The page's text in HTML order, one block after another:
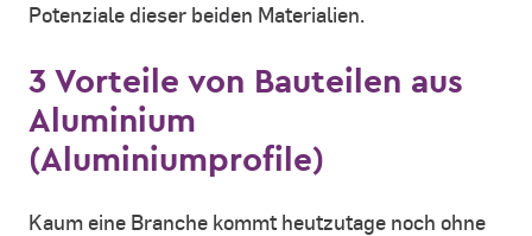
Potenziale dieser beiden Materialien.
3 Vorteile von Bauteilen aus
Aluminium
(Aluminiumprofile)
Kaum eine Branche kommt heutzutage noch ohne